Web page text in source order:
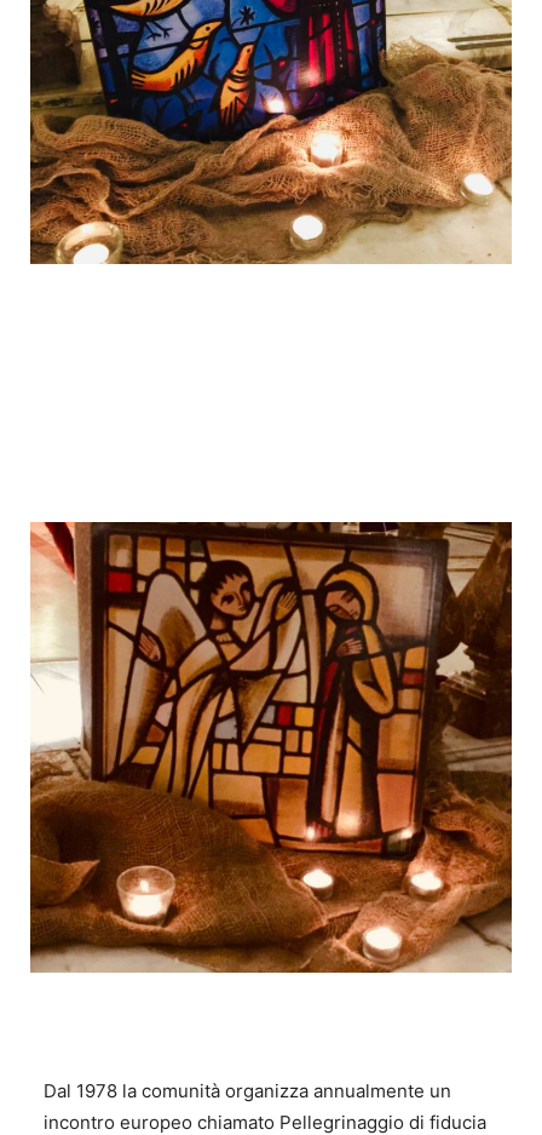
Dal 1978 la comunità organizza annualmente un
incontro europeo chiamato Pellegrinaggio di fiducia